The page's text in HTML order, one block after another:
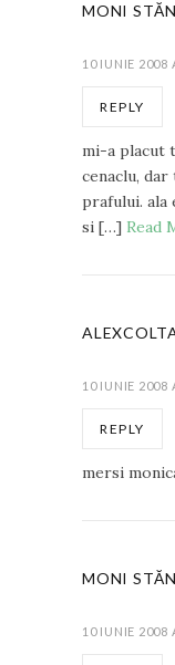
MONI
10 IUNIE 2008
REPLY
mi-a placut
cenaclu,
prafului. ala
si […] Read
10 IUNIE 2008
REPLY
mersi
MONI
10 IUNIE 2008